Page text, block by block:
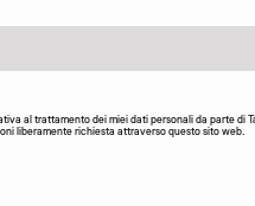
al trattamento dei miei dati personali da parte di
liberamente richiesta attraverso questo sito web.